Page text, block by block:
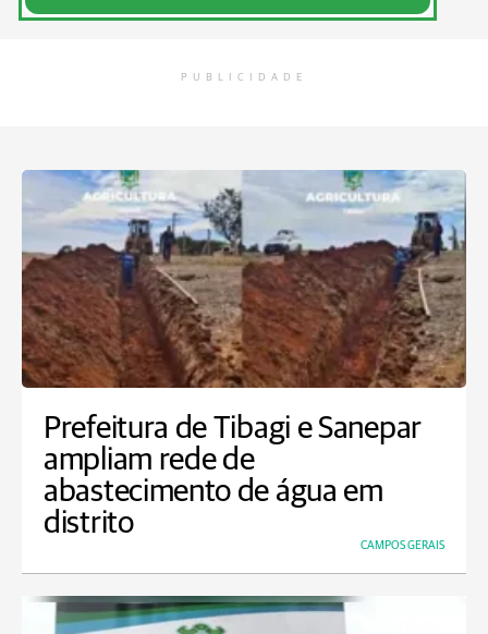
PUBLICIDADE
Prefeitura de Tibagi e Sanepar
ampliam rede de
abastecimento de água em
distrito
CAMPOS GERAIS